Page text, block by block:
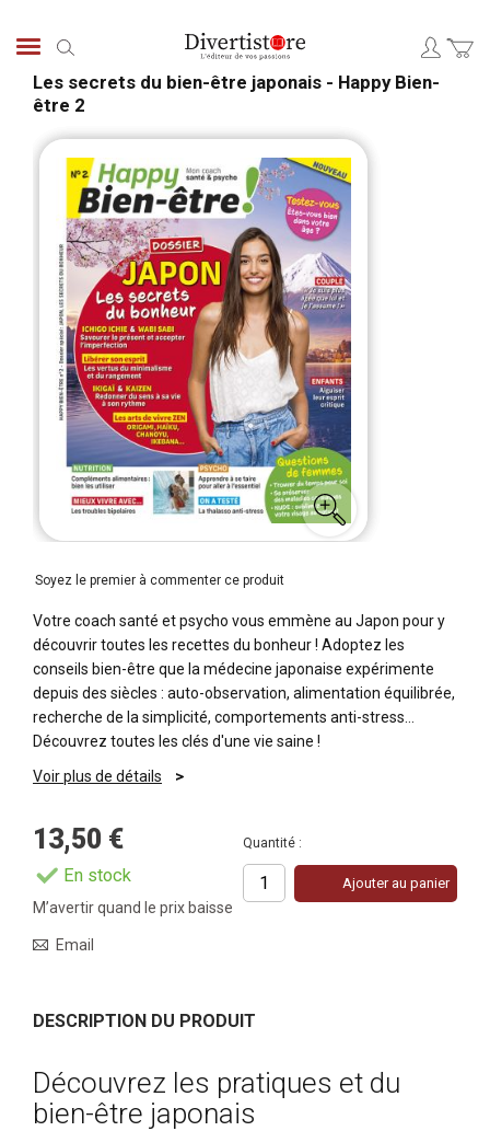
Les secrets du bien-être japonais - Happy Bien-
être 2
Passer
à
galerie
d’images
Soyez le premier à commenter ce produit
Votre coach santé et psycho vous emmène au Japon pour y
découvrir toutes les recettes du bonheur ! Adoptez les
conseils bien-être que la médecine japonaise expérimente
depuis des siècles : auto-observation, alimentation équilibrée,
recherche de la simplicité, comportements anti-stress…
Découvrez toutes les clés d'une vie saine !
Voir plus de détails
13,50 €
En stock
Quantité :
Ajouter au panier
M’avertir quand le prix baisse
Email
DESCRIPTION DU PRODUIT
Découvrez les pratiques et du
bien-être japonais